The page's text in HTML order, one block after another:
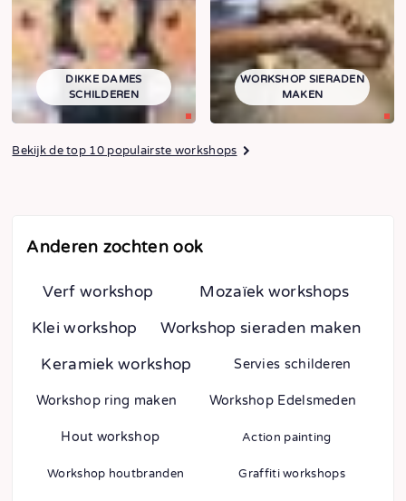
Anderen zochten ook
Verf workshop
Mozaïek workshops
Klei workshop
Workshop sieraden maken
Keramiek workshop
Servies schilderen
Workshop ring maken Workshop Edelsmeden
Hout workshop Action painting
Workshop houtbranden Graffiti workshops
DIKKE DAMES
SCHILDEREN
WORKSHOP SIERADEN
MAKEN
Bekijk de top 10 populairste workshops